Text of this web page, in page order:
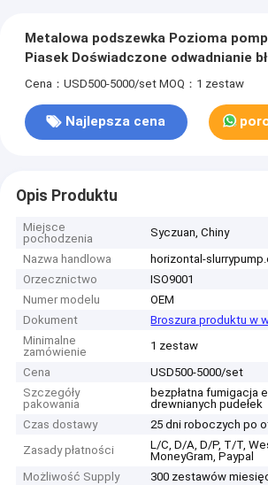
Metalowa podszewka Pozioma
Piasek Doświadczone odwadnianie
wysokim ciśnieniem
Cena：USD500-5000/set MOQ：1 zestaw
Najlepsza cena
Opis Produktu
Miejsce
pochodzenia
Syczuan, Chiny
Nazwa handlowa
horizontal-
Orzecznictwo
ISO9001
Numer modelu
OEM
Dokument
Broszura produktu w
Minimalne
zamówienie
1 zestaw
Cena
USD500-5000/set
Szczegóły
pakowania
bezpłatna fumigacja
drewnianych pudełek
Czas dostawy
25 dni roboczych po
Zasady płatności
L/C, D/A, D/P, T/T,
MoneyGram, Paypal
Możliwość Supply
300 zestawów